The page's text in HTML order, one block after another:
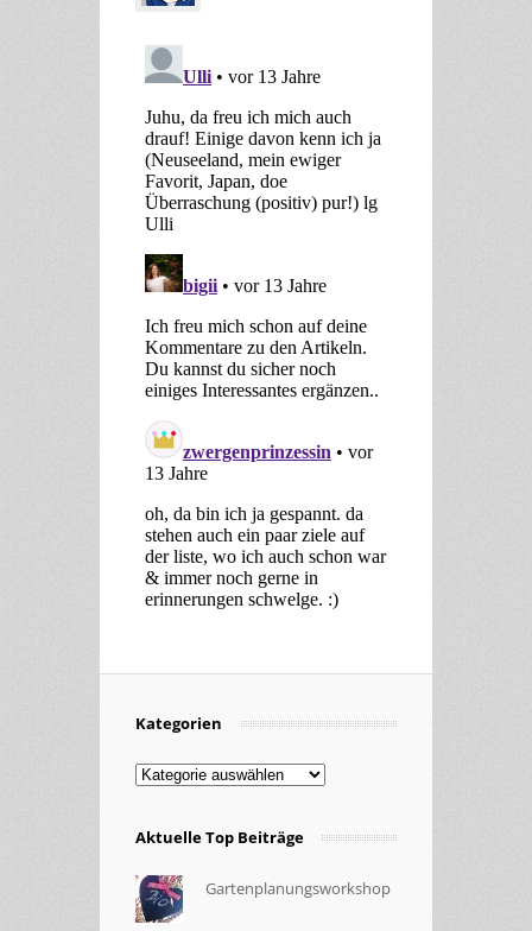
Kategorien
Kategorien
Aktuelle Top Beiträge
Gartenplanungsworkshop